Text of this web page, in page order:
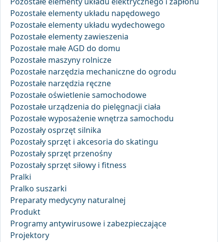
Pozostałe elementy układu napędowego
Pozostałe elementy układu wydechowego
Pozostałe elementy zawieszenia
Pozostałe małe AGD do domu
Pozostałe maszyny rolnicze
Pozostałe narzędzia mechaniczne do ogrodu
Pozostałe narzędzia ręczne
Pozostałe oświetlenie samochodowe
Pozostałe urządzenia do pielęgnacji ciała
Pozostałe wyposażenie wnętrza samochodu
Pozostały osprzęt silnika
Pozostały sprzęt i akcesoria do skatingu
Pozostały sprzęt przenośny
Pozostały sprzęt siłowy i fitness
Pralki
Pralko suszarki
Preparaty medycyny naturalnej
Produkt
Programy antywirusowe i zabezpieczające
Projektory